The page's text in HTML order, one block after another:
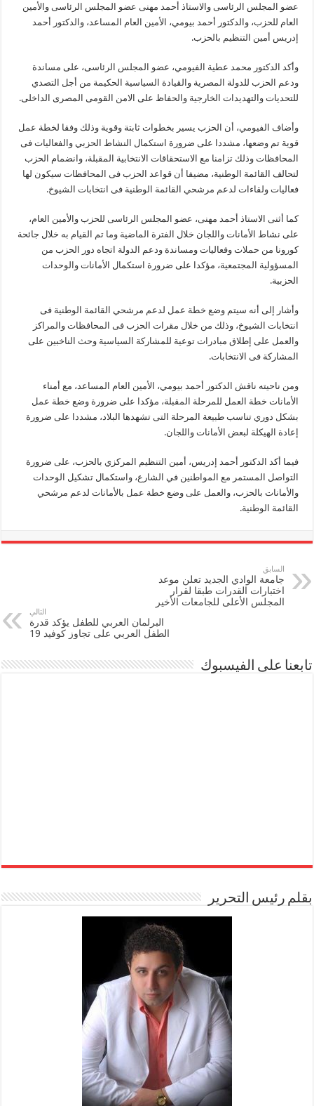
عضو المجلس الرئاسى والاستاذ أحمد مهنى عضو المجلس الرئاسى والأمين
العام للحزب، والدكتور أحمد بيومي، الأمين العام المساعد، والدكتور أحمد
إدريس أمين التنظيم بالحزب.
وأكد الدكتور محمد عطية الفيومي، عضو المجلس الرئاسى، على مساندة
ودعم الحزب للدولة المصرية والقيادة السياسية الحكيمة من أجل التصدي
للتحديات والتهديدات الخارجية والحفاظ على الامن القومى المصرى الداخلى.
وأضاف الفيومي، أن الحزب يسير بخطوات ثابتة وقوية وذلك وفقا لخطة عمل
قوية تم وضعها، مشددا على ضرورة استكمال النشاط الحزبي والفعاليات فى
المحافظات وذلك تزامنا مع الاستحقاقات الانتخابية المقبلة، وانضمام الحزب
لتحالف القائمة الوطنية، مضيفا أن قواعد الحزب فى المحافظات سيكون لها
فعاليات ولقاءات لدعم مرشحي القائمة الوطنية فى انتخابات الشيوخ.
كما أثنى الاستاذ أحمد مهنى، عضو المجلس الرئاسى للحزب والأمين العام،
على نشاط الأمانات واللجان خلال الفترة الماضية وما تم القيام به خلال جائحة
كورونا من حملات وفعاليات ومساندة ودعم الدولة اتجاه دور الحزب من
المسؤولية المجتمعية، مؤكدا على ضرورة استكمال الأمانات والوحدات
الحزبية.
وأشار إلى أنه سيتم وضع خطة عمل لدعم مرشحي القائمة الوطنية فى
انتخابات الشيوخ، وذلك من خلال مقرات الحزب فى المحافظات والمراكز
والعمل على إطلاق مبادرات توعية للمشاركة السياسية وحث الناخبين على
المشاركة فى الانتخابات.
ومن ناحيته ناقش الدكتور أحمد بيومي، الأمين العام المساعد، مع أمناء
الأمانات خطة العمل للمرحلة المقبلة، مؤكدا على ضرورة وضع خطة عمل
بشكل دوري تناسب طبيعة المرحلة التى تشهدها البلاد، مشددا على ضرورة
إعادة الهيكلة لبعض الأمانات واللجان.
فيما أكد الدكتور أحمد إدريس، أمين التنظيم المركزي بالحزب، على ضرورة
التواصل المستمر مع المواطنين في الشارع، واستكمال تشكيل الوحدات
والأمانات بالحزب، والعمل على وضع خطة عمل بالأمانات لدعم مرشحي
القائمة الوطنية.
السابق
جامعة الوادي الجديد تعلن موعد
اختبارات القدرات طبقا لقرار
المجلس الأعلى للجامعات الأخير
التالي
البرلمان العربي للطفل يؤكد قدرة
الطفل العربي على تجاوز كوفيد 19
تابعنا على الفيسبوك
بقلم رئيس التحرير